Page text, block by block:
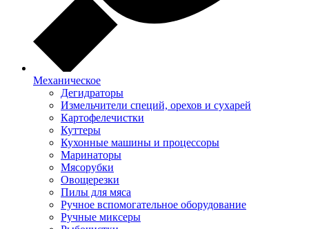
Механическое
Дегидраторы
Измельчители специй, орехов и сухарей
Картофелечистки
Куттеры
Кухонные машины и процессоры
Маринаторы
Мясорубки
Овощерезки
Пилы для мяса
Ручное вспомогательное оборудование
Ручные миксеры